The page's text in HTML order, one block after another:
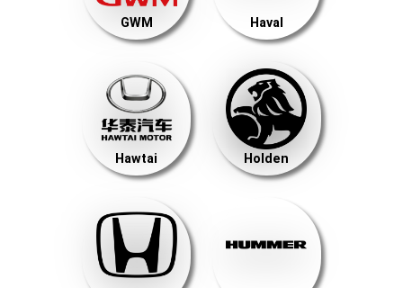
GWM Haval
Hawtai Holden